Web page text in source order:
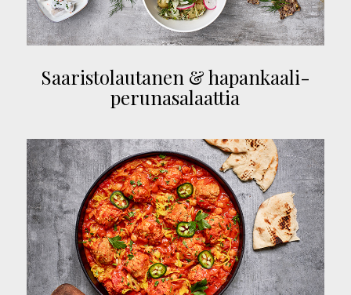
Saaristolautanen & hapankaali-
perunasalaattia